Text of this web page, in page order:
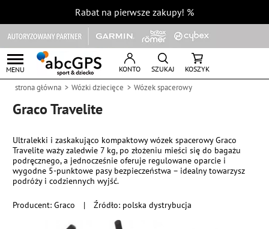
Rabat na pierwsze zakupy! %
MENU KONTO SZUKAJ KOSZYK
strona główna Wózki dziecięce Wózek spacerowy
Graco Travelite
Producent:Graco | Źródło: polska dystrybucja
Ultralekki i zaskakująco kompaktowy wózek spacerowy Graco
Travelite waży zaledwie 7 kg, po złożeniu mieści się do bagażu
podręcznego, a jednocześnie oferuje regulowane oparcie i
wygodne 5-punktowe pasy bezpieczeństwa – idealny towarzysz
podróży i codziennych wyjść.